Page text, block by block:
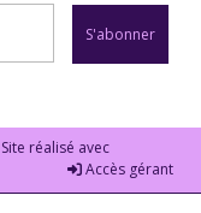
S'abonner
réalisé avec
Accès gérant